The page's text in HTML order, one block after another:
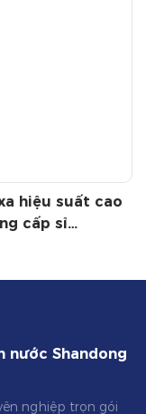
hiệu suất cao
cấp sỉ
nước Shandong
nghiệp trọn gói